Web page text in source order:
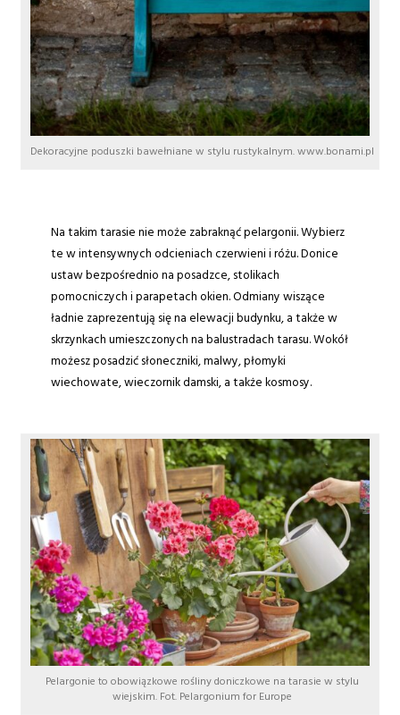
Dekoracyjne poduszki bawełniane w stylu rustykalnym. www.bonami.pl
Na takim tarasie nie może zabraknąć pelargonii. Wybierz
te w intensywnych odcieniach czerwieni i różu. Donice
ustaw bezpośrednio na posadzce, stolikach
pomocniczych i parapetach okien. Odmiany wiszące
ładnie zaprezentują się na elewacji budynku, a także w
skrzynkach umieszczonych na balustradach tarasu. Wokół
możesz posadzić słoneczniki, malwy, płomyki
wiechowate, wieczornik damski, a także kosmosy.
Pelargonie to obowiązkowe rośliny doniczkowe na tarasie w stylu
wiejskim. Fot. Pelargonium for Europe